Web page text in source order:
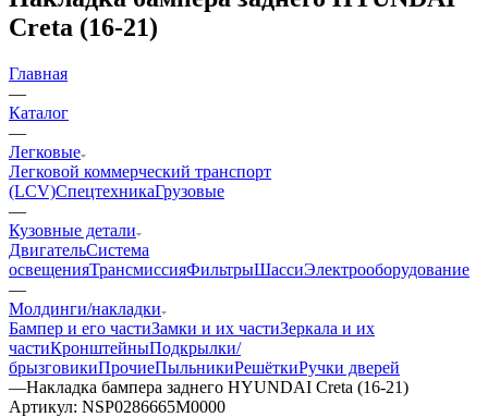
Creta (16-21)
Главная
—
Каталог
—
Легковые
Легковой коммерческий транспорт
(LCV)СпецтехникаГрузовые
—
Кузовные детали
ДвигательСистема
освещенияТрансмиссияФильтрыШассиЭлектрооборудование
—
Молдинги/накладки
Бампер и его частиЗамки и их частиЗеркала и их
частиКронштейныПодкрылки/
брызговикиПрочиеПыльникиРешёткиРучки дверей
—Накладка бампера заднего HYUNDAI Creta (16-21)
Артикул: NSP0286665M0000